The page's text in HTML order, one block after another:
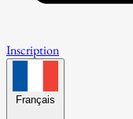
Inscription
Français